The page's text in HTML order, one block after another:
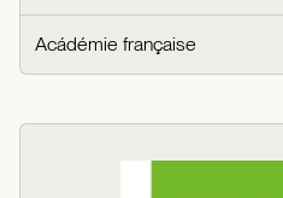
Acádémie française